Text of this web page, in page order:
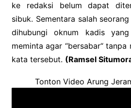
ke redaksi belum dapat
sibuk. Sementara salah
dihubungi oknum kadis
meminta agar “bersabar“ tanpa
kata tersebut. (Ramsel
Tonton Video Arung